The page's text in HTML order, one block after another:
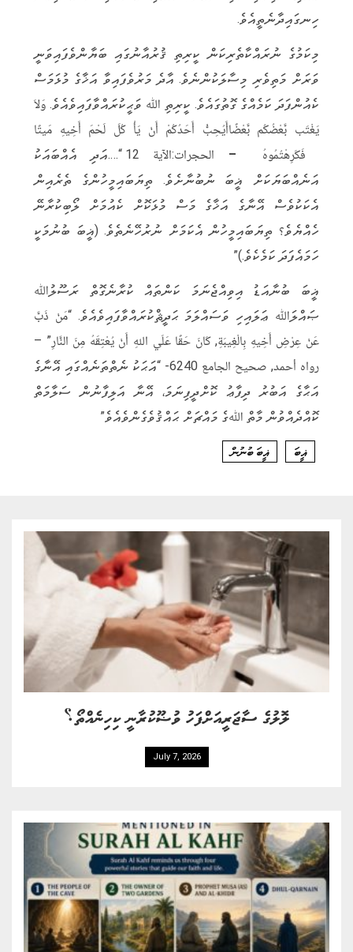
ހިނގައިދާނެތީއެވެ.
މިކަމުގެ ނުރައްކާތެރިކަން ކީރިތި ޤުރުއާނުގައި ބަޔާންވެފައިވަނީ
ވަރަށް މަތިވެރި މިސާލަކުންނެވެ. އާދެ މަރުވެފައިވާ އަޚާގެ މުޅަމަސް
ކެއުންފަދަ ކަމެއްގެ ގޮތުގައެވެ. ކީރިތި ﷲ ވަޙީކުރައްވާފައިވެއެވެ. وَلاَ
يَغْتَب بَّعْضُكُم بَّعْضًاأَيُحِبُّ أَحَدُكُمْ أَنْ يَأْ كُلَ لَحْمَ أَخِيهِ مَيتًا
فَكَرِهْتُمُوهُ
–
الحجرات:الآية 12 “….އަދި އެއްބައަކު
އަނެއްބަޔަކަށް ޣީބަ ނުބުނާށެވެ. ތިޔަބައިމީހުންގެ ތެރެއިން
އެކަކުވެސް އޭނާގެ އަޚާގެ މަސް މުޅަކޮށް ކެއުމަށް ލޯބިކުރާނޭ
ހެއްޔެވެ؟ ތިޔަބައިމީހުން އެކަމަށް ނުރުހޭނެތެވެ. (ޣީބަ ބުނުމަކީ
ހަމައެފަދަ ކަމެކެވެ.)”
ޣީބަ ބުނާއަޑު އިވިއްޖެނަމަ ކަންތައް ކުރާނެގޮތް ރަސޫލުﷲ
ޞައްލަﷲ ޢަލައިހި ވަސައްލަމަ ޙަދީޘްކުރައްވާފައިވެއެވެ. “مَنْ ذَبَّ
عَنْ عِرْضِ أَخِيهِ بِالْغِيبَةِ, كَانَ حَقًا عَلَي اللهِ أَنْ يُعْتِقَهُ مِنَ النَّارِ” –
رواه أحمد, صحيح الجامع 6240- “އަޙަކު ނެތްތަނެއްގައި އޭނާގެ
އަޙާގެ އަބުރު ދިފާޢު ކޮށްދީފިނަމަ، އޭނާ އަލިފާނުން ސަލާމަތް
ކޮއްދެއްވުން މާތް ﷲގެ މައްޗަށް ޙައްޤުވެގެންވެއެވެ”
ޣީބަ ޣީބަ ބުނުން
ލޮލުގެ ސާޖަރީއަށްފަހު ވުޟޫކުރާނީ ކިހިނެއްތޯ؟
July 7, 2026